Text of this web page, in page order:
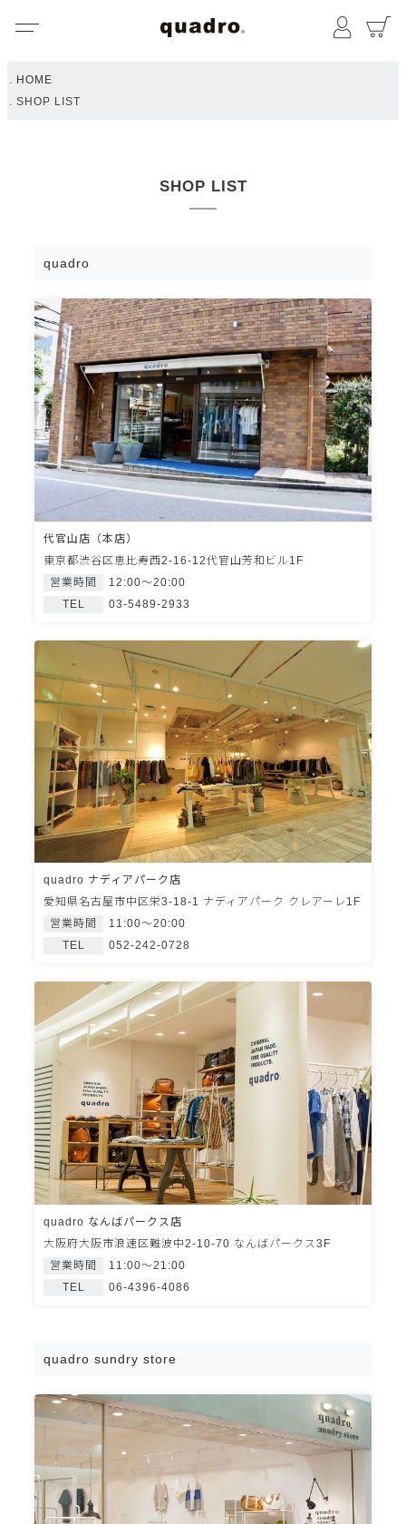
マイペ
HOME
SHOP LIST
SHOP LIST
quadro
代官山店（本店）
東京都渋谷区恵比寿西2-16-12代官山芳和ビル1F
営業時間
12:00〜20:00
TEL
03-5489-2933
quadro ナディアパーク店
愛知県名古屋市中区栄3-18-1 ナディアパーク クレアーレ1F
営業時間
11:00～20:00
TEL
052-242-0728
quadro なんばパークス店
大阪府大阪市浪速区難波中2-10-70 なんばパークス3F
営業時間
11:00～21:00
TEL
06-4396-4086
quadro sundry store